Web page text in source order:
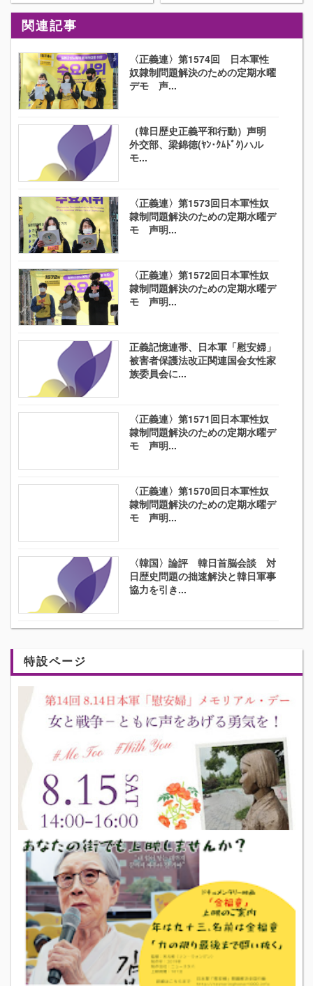
関連記事
〈正義連〉第1574回 日本軍性
奴隷制問題解決のための定期水曜
デモ 声...
（韓日歴史正義平和行動）声明
外交部、梁錦徳(ﾔﾝ･ｸﾑﾄﾞｸ)ハル
モ...
〈正義連〉第1573回日本軍性奴
隷制問題解決のための定期水曜デ
モ 声明...
〈正義連〉第1572回日本軍性奴
隷制問題解決のための定期水曜デ
モ 声明...
正義記憶連帯、日本軍「慰安婦」
被害者保護法改正関連国会女性家
族委員会に...
〈正義連〉第1571回日本軍性奴
隷制問題解決のための定期水曜デ
モ 声明...
〈正義連〉第1570回日本軍性奴
隷制問題解決のための定期水曜デ
モ 声明...
〈韓国〉論評 韓日首脳会談 対
日歴史問題の拙速解決と韓日軍事
協力を引き...
特設ページ